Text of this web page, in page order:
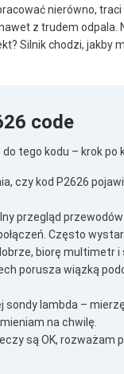
nierówno,
z trudem
Silnik chodzi, jakby
code
tego kodu – krok po
czy kod P2626
przegląd
Często
biorę multimetr i
porusza wiązką
sondy lambda –
na chwilę.
są OK,